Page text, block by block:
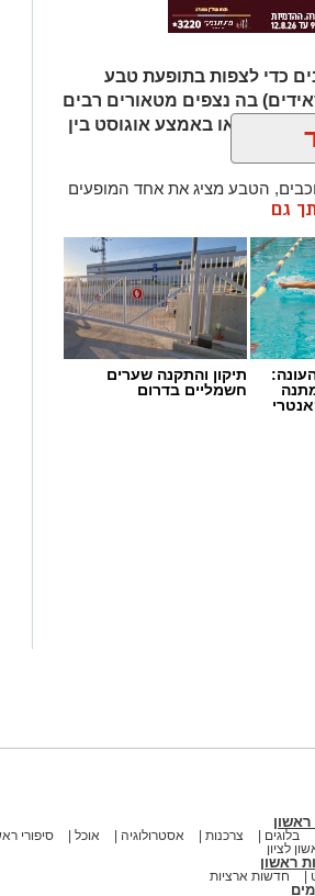
כדי לצפות בתופעת טבע
בה נצפים מטאורים רבים
לשיאו באמצע אוגוסט בין
הטבע מציג את אחד המופעים
לעצור לרגע, להתרחק
הארץ עם השובל של כוכב השביט
ניתן לראות מטאורים רבים בלי
שימוש באמצעי ראייה. בשיא המטר, קצב המטאורים הנראים מגיע ל-80 עד 100
תחת כיפת השמיים, עם חוויות
במטר הפרסאידים ובגרמי שמיים,
את האשפה אתכם"
גם
תיקון והתקנה שערים
חשמליים בדרום
ראשון
בלוגים צרכנות אסטרולוגיה אוכל סיפורי
לציון
ראשון
חדשות ארציות